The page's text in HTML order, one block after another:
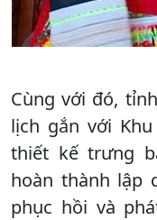
Cùng với đó,
lịch gắn với
thiết kế trưng
hoàn thành lập
phục hồi và